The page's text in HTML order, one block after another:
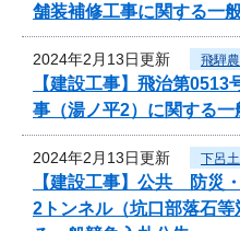
舗装補修工事に関する一
2024年2月13日更新 飛騨
【建設工事】飛治第
事（湯ノ平2）に関する
2024年2月13日更新 下呂
【建設工事】公共 防災
2トンネル（坑口部落石